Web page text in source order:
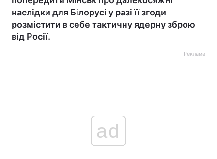
наслідки для Білорусі у разі її згоди
розмістити в себе тактичну ядерну зброю
від Росії.
Реклама
ad